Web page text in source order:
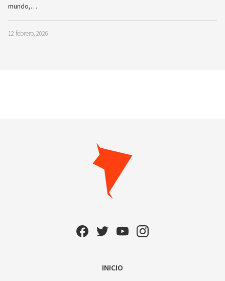
mundo,…
12 febrero, 2026
INICIO